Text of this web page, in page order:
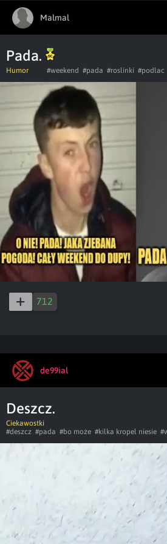
Malmal
Pada.
Humor #weekend #pada #roslinki #podlac
712
de99ial
Deszcz.
Ciekawostki
#deszcz #pada #bo może #kilka kropel niesie